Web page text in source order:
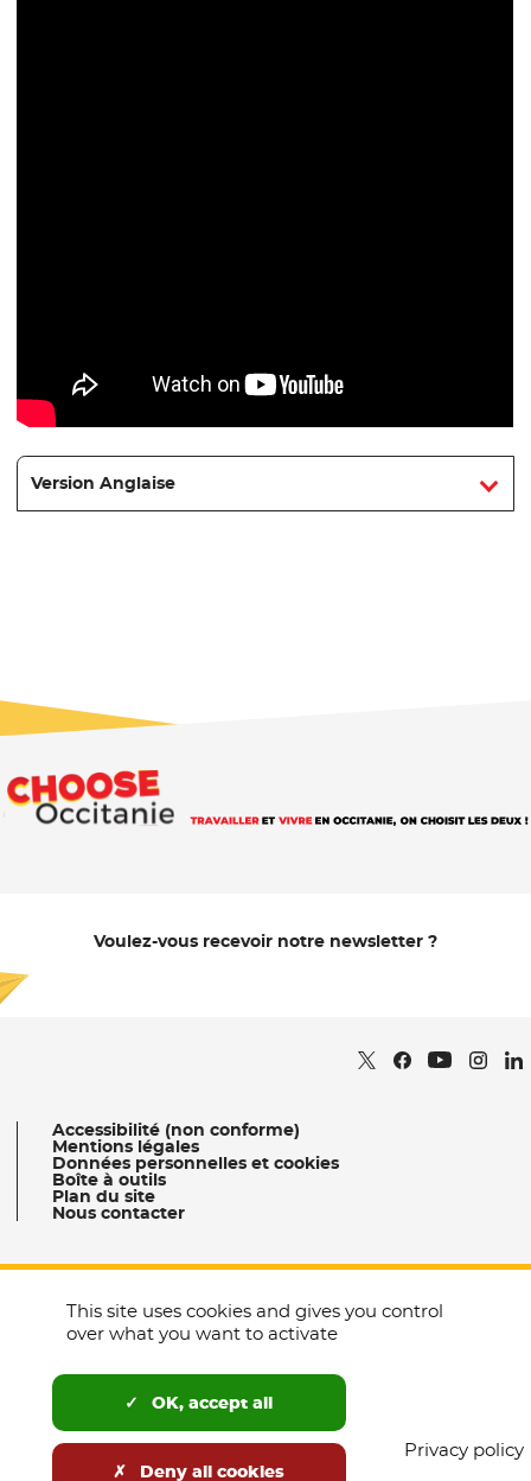
Version Anglaise
Voulez-vous recevoir notre newsletter ?
Retrouvez nous sur
- Nouvelle fenêtre
Retrouvez
- Nouvelle
Retrouvez
- -
Accessibilité (non conforme)
Mentions légales
Données personnelles et cookies
Boîte à outils
Plan du site
Nous contacter
Agence Ad’ Occ- Nouvelle fenêtre
Occitanie Culture
Tous nos sites
This site uses cookies and gives you control
over what you want to activate
OK, accept all
Deny all cookies
Privacy policy